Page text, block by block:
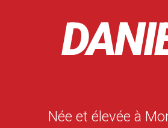
Née et élevée à